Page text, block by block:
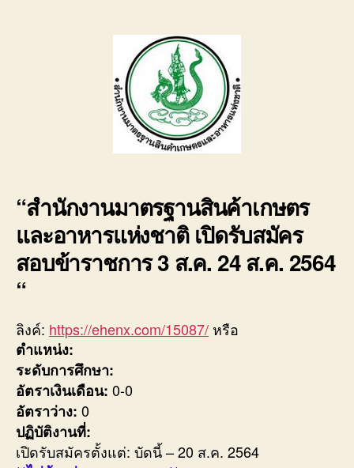
“สำนักงานมาตรฐานสินค้าเกษตร
และอาหารแห่งชาติเปิดรับสมัคร
สอบข้าราชการ3ส.ค.24ส.ค.2564
“
ลิงค์: https://ehenx.com/15087/ หรือ
ตำแหน่ง:
ระดับการศึกษา:
อัตราเงินเดือน: 0-0
อัตราว่าง: 0
ปฏิบัติงานที่:
เปิดรับสมัครตั้งแต่: บัดนี้ – 20 ส.ค. 2564